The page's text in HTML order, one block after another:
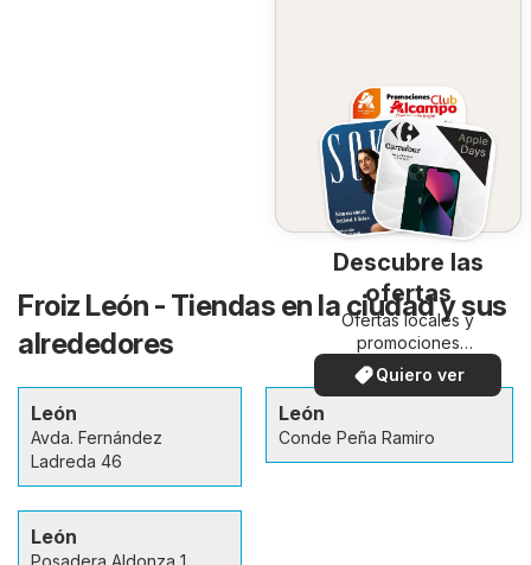
Descubre las
ofertas
Ofertas locales y
promociones
especiales.
Quiero ver
Froiz León - Tiendas en la ciudad y sus
alrededores
León
Avda. Fernández
Ladreda 46
León
Conde Peña Ramiro
León
Posadera Aldonza 1